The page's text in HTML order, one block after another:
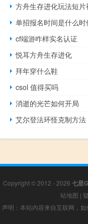
方舟生存进化玩法短片
单招报名时间是什么时
cf端游咋样实名认证
悦耳方舟生存进化
拜年穿什么鞋
csol 值得买吗
消逝的光芒如何开局
艾尔登法环怪克制方法
Copyright © 2012 - 2026 七星
站地图 |
声明：本站内容来自互联网，